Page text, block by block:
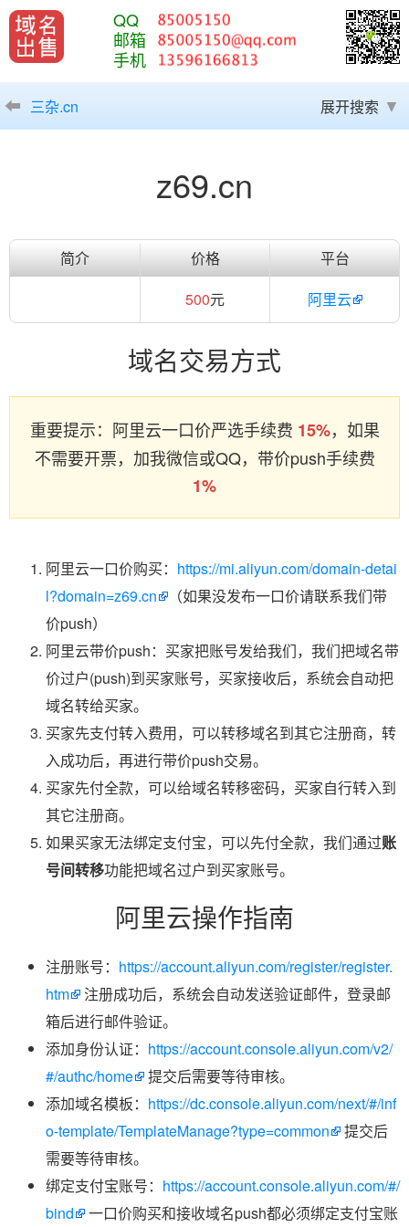
QQ
邮箱
手机
三杂.cn 展开搜索
z69.cn
简介 价格
平台
500元 阿里云
域名交易方式
重要提示：阿里云一口价严选手续费 15%，如果
不需要开票，加我微信或QQ，带价push手续费
1%
阿里云一口价购买： https://mi.aliyun.com/domain-detai
l?domain=z69.cn
（如果没发布一口价请联系我们带
价push）
阿里云带价push：买家把账号发给我们，我们把域名带
价过户(push)到买家账号，买家接收后，系统会自动把
域名转给买家。
买家先支付转入费用，可以转移域名到其它注册商，转
入成功后，再进行带价push交易。
买家先付全款，可以给域名转移密码，买家自行转入到
其它注册商。
如果买家无法绑定支付宝，可以先付全款，我们通过账
号间转移功能把域名过户到买家账号。
阿里云操作指南
注册账号： https://account.aliyun.com/register/register.
htm
注册成功后，系统会自动发送验证邮件，登录邮
箱后进行邮件验证。
添加身份认证： https://account.console.aliyun.com/v2/
#/authc/home
提交后需要等待审核。
添加域名模板： https://dc.console.aliyun.com/next/#/inf
o-template/TemplateManage?type=common
提交后
需要等待审核。
绑定支付宝账号： https://account.console.aliyun.com/#/
bind
一口价购买和接收域名push都必须绑定支付宝账